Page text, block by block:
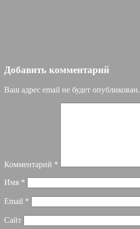
Добавить комментарий
Ваш адрес email не будет опубликован.
Комментарий *
Имя *
Email *
Сайт